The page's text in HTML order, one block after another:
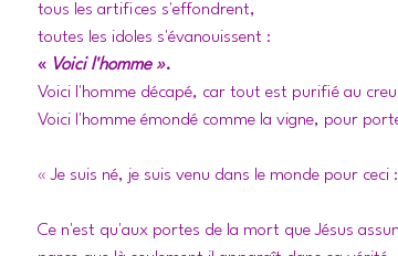
tous les artifices s'effondrent,
toutes les idoles s'évanouissent :
« Voici l'homme ».
Voici l'homme décapé, car tout est purifié au
Voici l'homme émondé comme la vigne, pour
« Je suis né, je suis venu dans le monde pour
Ce n'est qu'aux portes de la mort que Jésus